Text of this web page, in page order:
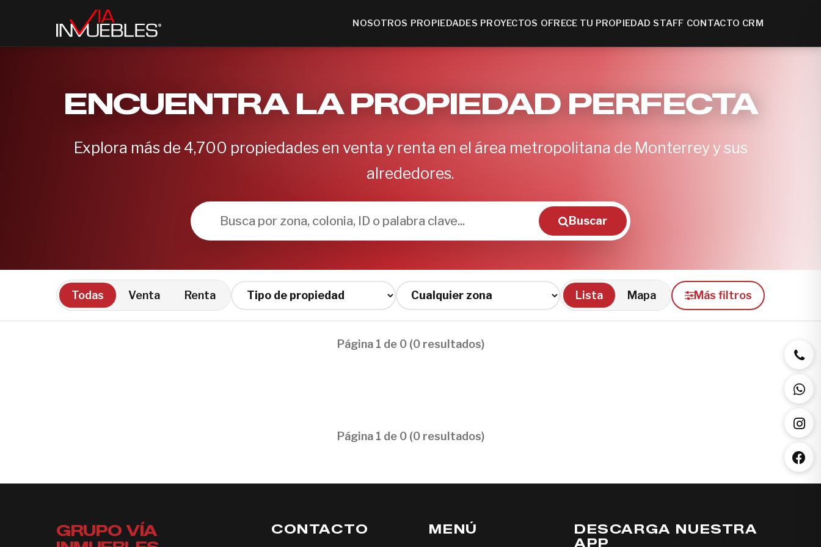
NOSOTROS PROPIEDADES PROYECTOS OFRECE TU PROPIEDAD STAFF CONTACTO CRM
ENCUENTRA LA PROPIEDAD PERFECTA
Explora más de 4,700 propiedades en venta y renta en el área metropolitana de Monterrey y sus
alrededores.
Buscar
Todas Venta Renta Lista Mapa Más filtros
Página 1 de 0 (0 resultados)
Página 1 de 0 (0 resultados)
GRUPO VÍA
CONTACTO MENÚ
DESCARGA NUESTRA
APP